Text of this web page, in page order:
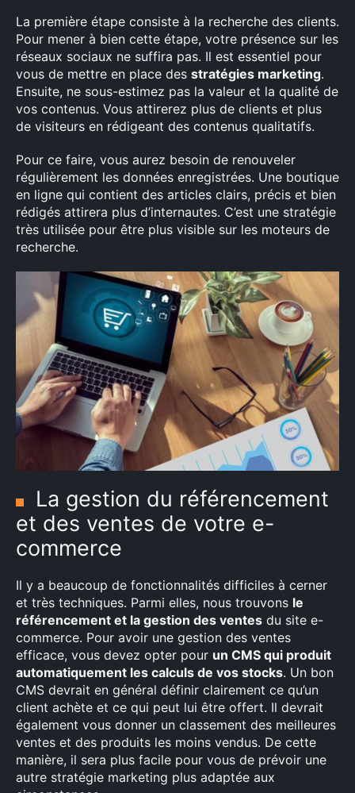
La première étape consiste à la recherche des clients.
Pour mener à bien cette étape, votre présence sur les
réseaux sociaux ne suffira pas. Il est essentiel pour
vous de mettre en place des stratégies marketing.
Ensuite, ne sous-estimez pas la valeur et la qualité de
vos contenus. Vous attirerez plus de clients et plus
de visiteurs en rédigeant des contenus qualitatifs.
Pour ce faire, vous aurez besoin de renouveler
régulièrement les données enregistrées. Une boutique
en ligne qui contient des articles clairs, précis et bien
rédigés attirera plus d’internautes. C’est une stratégie
très utilisée pour être plus visible sur les moteurs de
recherche.
La gestion du référencement
et des ventes de votre e-
commerce
Il y a beaucoup de fonctionnalités difficiles à cerner
et très techniques. Parmi elles, nous trouvons le
référencement et la gestion des ventes du site e-
commerce. Pour avoir une gestion des ventes
efficace, vous devez opter pour un CMS qui produit
automatiquement les calculs de vos stocks. Un bon
CMS devrait en général définir clairement ce qu’un
client achète et ce qui peut lui être offert. Il devrait
également vous donner un classement des meilleures
ventes et des produits les moins vendus. De cette
manière, il sera plus facile pour vous de prévoir une
autre stratégie marketing plus adaptée aux